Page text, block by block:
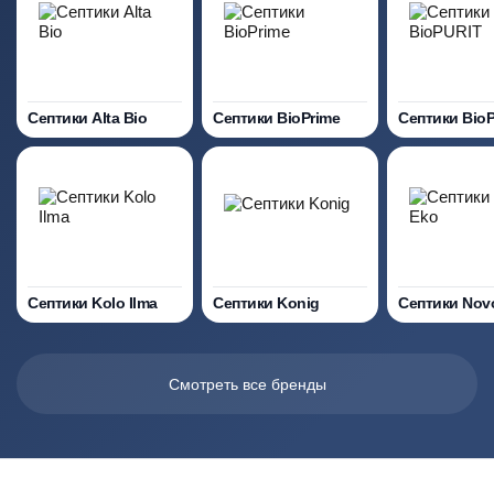
Септики Alta Bio Септики BioPrime Септики
Септики Kolo Ilma Септики Konig Септики
Смотреть все бренды